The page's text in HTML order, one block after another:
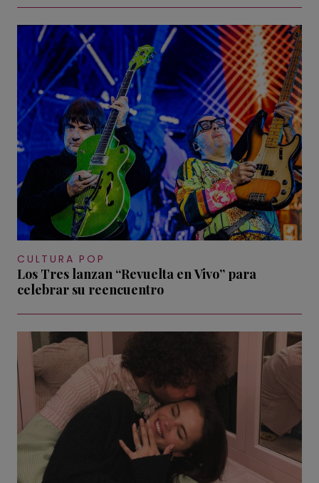
CULTURA POP
Los Tres lanzan “Revuelta en Vivo” para
celebrar su reencuentro